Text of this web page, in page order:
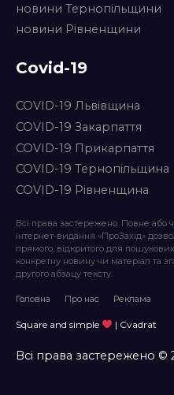
новини Тернопільщини
новини Рівненщини
Covid-19
COVID-19 Львівщина
COVID-19 Закарпаття
COVID-19 Прикарпаття
COVID-19 Тернопільщина
COVID-19 Рівненщина
Всі права застережено. Повне або
інтернет-видання «ПроЗахід»
прямого, відкритого для
конкретну новину чи матеріал та
другого абзацу тексту.
Головна Про нас Реклама
Square and simple | Cvadrat
Всі права застережено ©